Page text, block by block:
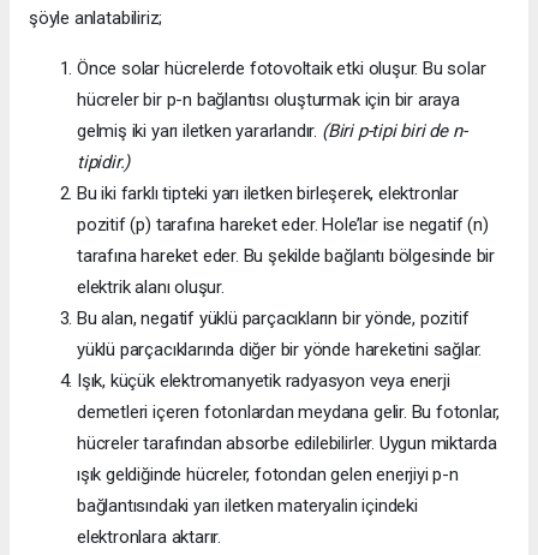
şöyle anlatabiliriz;
Önce solar hücrelerde fotovoltaik etki oluşur. Bu solar
hücreler bir p-n bağlantısı oluşturmak için bir araya
gelmiş iki yarı iletken yararlandır. (Biri p-tipi biri de n-
tipidir.)
Bu iki farklı tipteki yarı iletken birleşerek, elektronlar
pozitif (p) tarafına hareket eder. Hole’lar ise negatif (n)
tarafına hareket eder. Bu şekilde bağlantı bölgesinde bir
elektrik alanı oluşur.
Bu alan, negatif yüklü parçacıkların bir yönde, pozitif
yüklü parçacıklarında diğer bir yönde hareketini sağlar.
Işık, küçük elektromanyetik radyasyon veya enerji
demetleri içeren fotonlardan meydana gelir. Bu fotonlar,
hücreler tarafından absorbe edilebilirler. Uygun miktarda
ışık geldiğinde hücreler, fotondan gelen enerjiyi p-n
bağlantısındaki yarı iletken materyalin içindeki
elektronlara aktarır.